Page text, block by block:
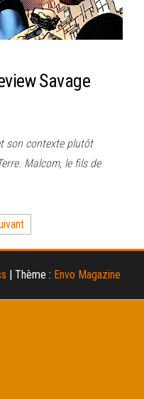
Savage
son contexte plutôt
Malcom, le fils de
| Thème : Envo Magazine